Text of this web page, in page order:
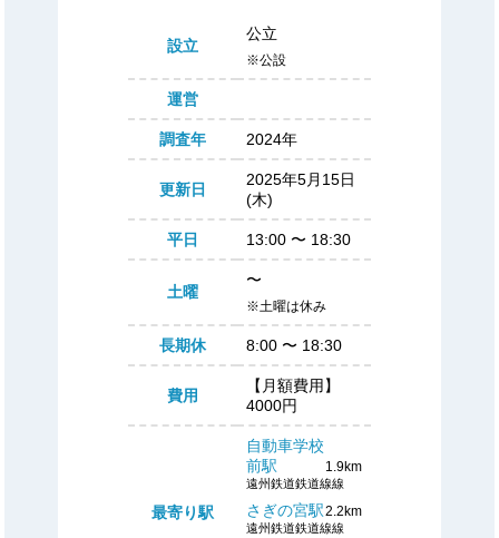
設立
公立
※公設
運営
調査年 2024年
更新日
2025年5月15日
(木)
平日 13:00 〜 18:30
土曜
〜
※土曜は休み
長期休 8:00 〜 18:30
費用
【月額費用】
4000円
最寄り駅
自動車学校
前駅
1.9km
遠州鉄道鉄道線線
さぎの宮駅2.2km
遠州鉄道鉄道線線